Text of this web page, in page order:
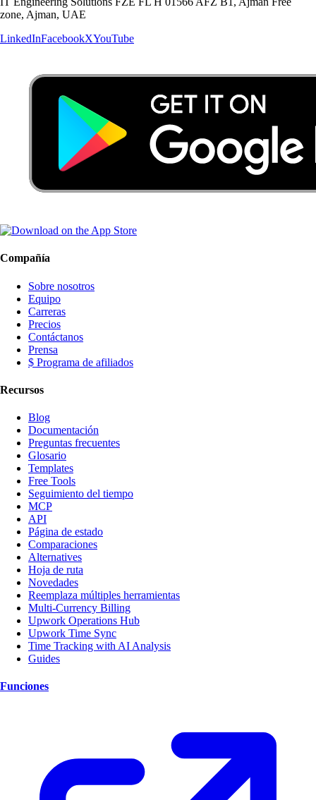
zone, Ajman, UAE
LinkedInFacebookXYouTube
Compañía
Sobre nosotros
Equipo
Carreras
Precios
Contáctanos
Prensa
$ Programa de afiliados
Recursos
Blog
Documentación
Preguntas frecuentes
Glosario
Templates
Free Tools
Seguimiento del tiempo
MCP
API
Página de estado
Comparaciones
Alternatives
Hoja de ruta
Novedades
Reemplaza múltiples herramientas
Multi-Currency Billing
Upwork Operations Hub
Upwork Time Sync
Time Tracking with AI Analysis
Guides
Funciones